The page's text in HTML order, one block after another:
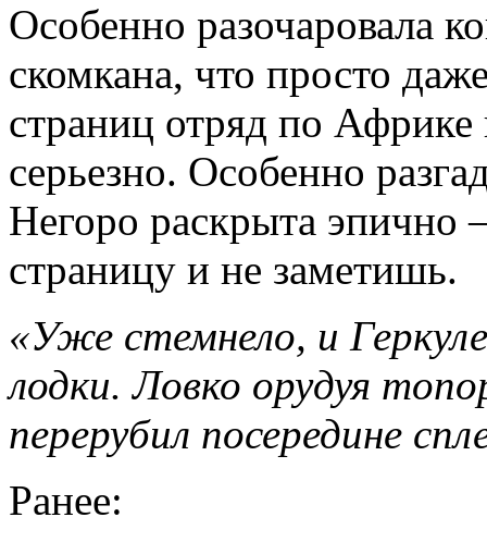
Особенно разочаровала
скомкана, что просто
страниц отряд по Африке
серьезно. Особенно
Негоро раскрыта эпично
страницу и не заметишь.
«Уже стемнело, и
лодки. Ловко орудуя
перерубил посередине
Ранее: